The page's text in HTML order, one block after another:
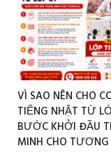
VÌ SAO NÊN CHO
TIẾNG NHẬT TỪ
BƯỚC KHỞI ĐẦU
MINH CHO TƯƠNG